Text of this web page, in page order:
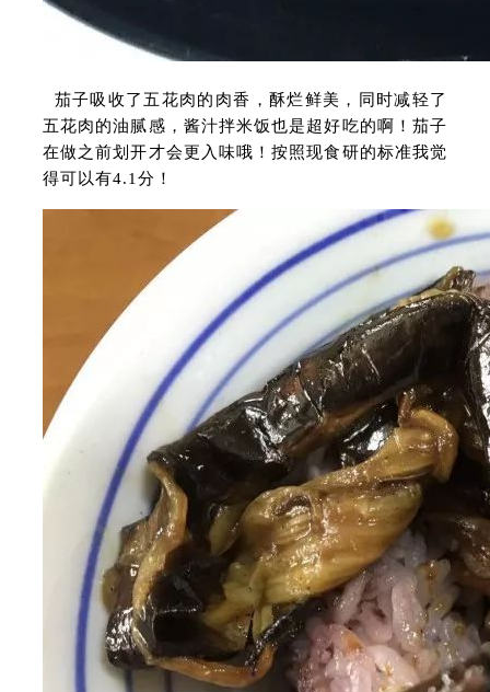
茄子吸收了五花肉的肉香，酥烂鲜美，同时减轻了
五花肉的油腻感，酱汁拌米饭也是超好吃的啊！茄子
在做之前划开才会更入味哦！按照现食研的标准我觉
得可以有4.1分！